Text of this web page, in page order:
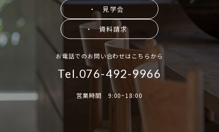
・ 見学会
・ 資料請求
お電話でのお問い合わせはこちらから
Tel.076-492-9966
営業時間 9:00~18:00